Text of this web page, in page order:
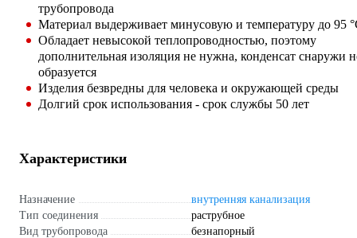
трубопровода
Материал выдерживает минусовую и температуру до 95
Обладает невысокой теплопроводностью, поэтому
дополнительная изоляция не нужна, конденсат снаружи
образуется
Изделия безвредны для человека и окружающей среды
Долгий срок использования - срок службы 50 лет
Характеристики
Назначение
внутренняя канализация
Тип соединения
раструбное
Вид трубопровода
безнапорный